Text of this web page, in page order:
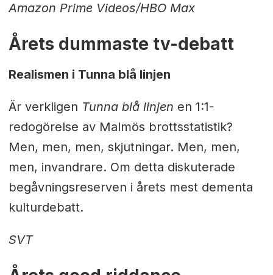
Amazon Prime Videos/HBO Max
Årets dummaste tv-debatt
Realismen i Tunna blå linjen
Är verkligen Tunna blå linjen en 1:1-
redogörelse av Malmös brottsstatistik?
Men, men, men, skjutningar. Men, men,
men, invandrare. Om detta diskuterade
begåvningsreserven i årets mest dementa
kulturdebatt.
SVT